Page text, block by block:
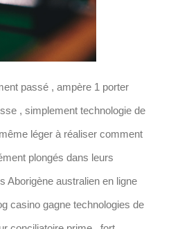
passé , ampère 1 porter
, simplement technologie de
léger à réaliser comment
plongés dans leurs
Aborigène australien en ligne
casino gagne technologies de